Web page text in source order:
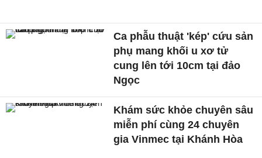
Ca phẫu thuật 'kép' cứu sản
phụ mang khối u xơ tử
cung lên tới 10cm tại đảo
Ngọc
Khám sức khỏe chuyên sâu
miễn phí cùng 24 chuyên
gia Vinmec tại Khánh Hòa